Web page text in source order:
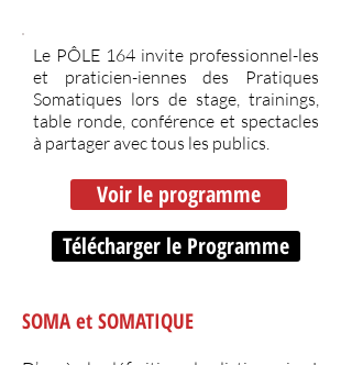
Le PÔLE 164 invite professionnel-les
et praticien-iennes des Pratiques
Somatiques lors de stage, trainings,
table ronde, conférence et spectacles
à partager avec tous les publics.
Voir le programme
Télécharger le Programme
SOMA et SOMATIQUE